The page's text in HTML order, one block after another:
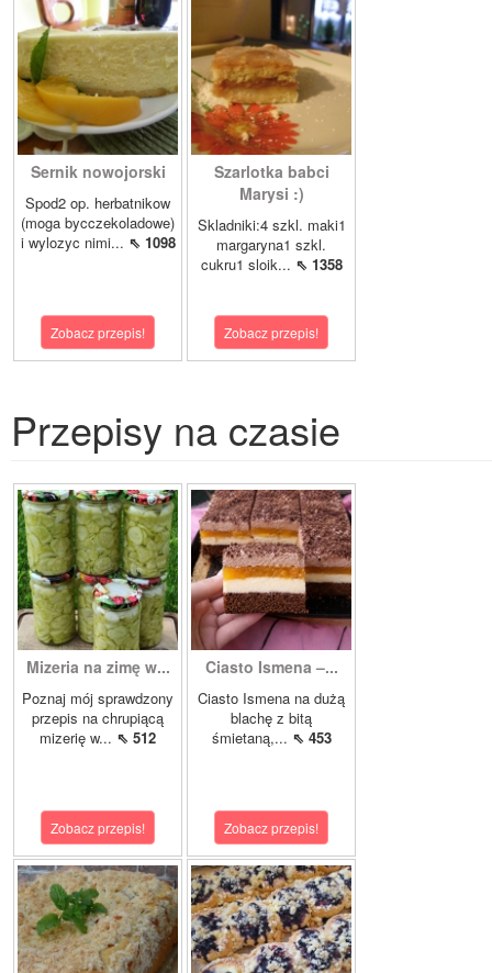
Sernik nowojorski
Spod2 op. herbatnikow
(moga bycczekoladowe)
i wylozyc nimi... ⇖ 1098
Zobacz przepis!
Szarlotka babci
Marysi :)
Skladniki:4 szkl. maki1
margaryna1 szkl.
cukru1 sloik... ⇖ 1358
Zobacz przepis!
Przepisy na czasie
Mizeria na zimę w...
Poznaj mój sprawdzony
przepis na chrupiącą
mizerię w... ⇖ 512
Zobacz przepis!
Ciasto Ismena –...
Ciasto Ismena na dużą
blachę z bitą
śmietaną,... ⇖ 453
Zobacz przepis!